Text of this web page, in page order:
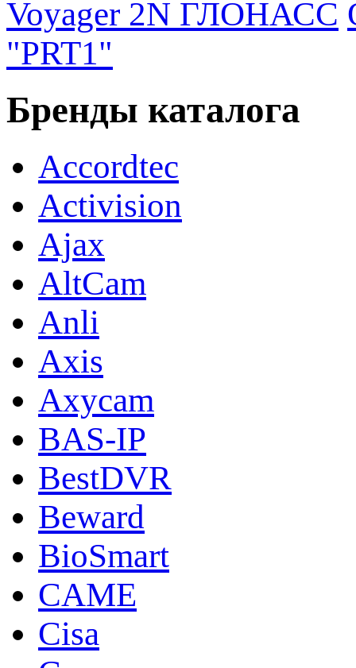
Voyager 2N ГЛОНАСС
"PRT1"
Бренды каталога
Accordtec
Activision
Ajax
AltCam
Anli
Axis
Axycam
BAS-IP
BestDVR
Beward
BioSmart
CAME
Cisa